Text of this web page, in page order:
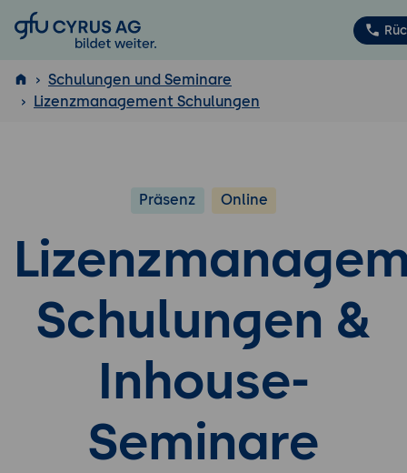
GFU Cyrus AG
ISTQB
Schulungen und Seminare
Lizenzmanagement Schulungen
Präsenz Online
Schulungen &
Inhouse-
Seminare